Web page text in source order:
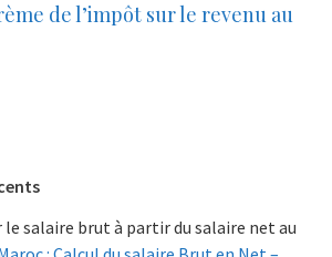
de l’impôt sur le revenu au
salaire brut à partir du salaire net au